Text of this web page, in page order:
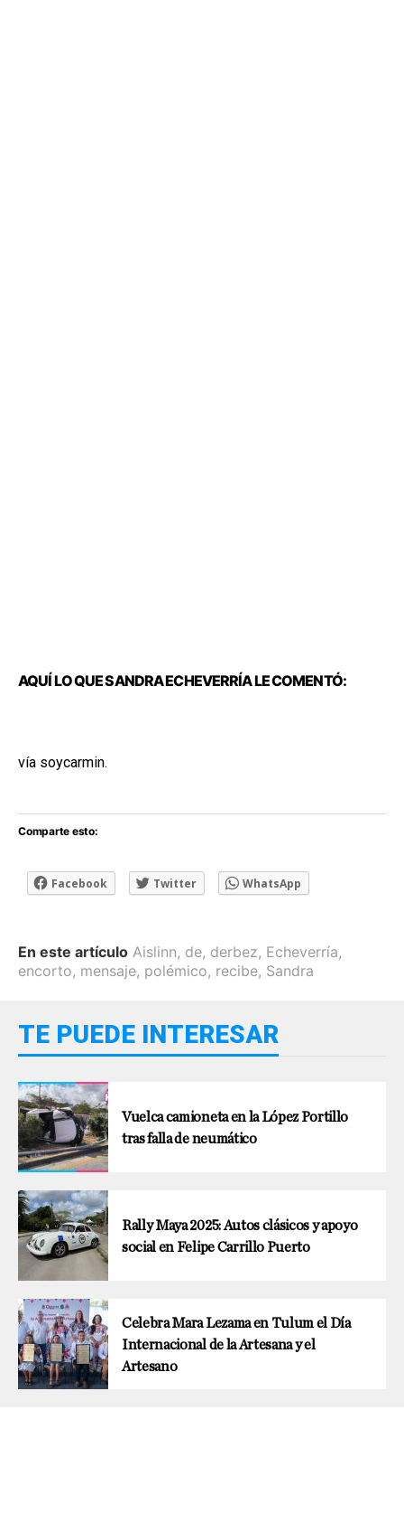
AQUÍ LO QUE SANDRA ECHEVERRÍA LE COMENTÓ:
vía soycarmin.
Comparte esto:
Facebook Twitter WhatsApp
En este artículo Aislinn, de, derbez, Echeverría,
encorto, mensaje, polémico, recibe, Sandra
TE PUEDE INTERESAR
Vuelca camioneta en la López Portillo
tras falla de neumático
Rally Maya 2025: Autos clásicos y apoyo
social en Felipe Carrillo Puerto
Celebra Mara Lezama en Tulum el Día
Internacional de la Artesana y el
Artesano